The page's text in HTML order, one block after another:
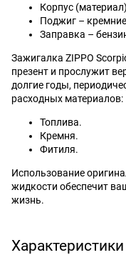
Корпус
Поджиг –
Заправка –
Зажигалка ZIPPO
презент и прослужит
долгие годы,
расходных материалов:
Топлива.
Кремня.
Фитиля.
Использование
жидкости обеспечит
жизнь.
Характеристики